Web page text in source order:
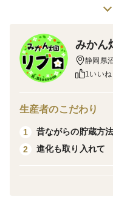
配によって生まれた
この組合せは人気の
ポン」の妹みたいな
特徴としては、皮が
ジョウノウも薄くそ
はジューシーな割り
みか
静岡県
1いいね
生産者のこだわり
1
昔ながらの貯蔵方法
2
進化も取り入れて